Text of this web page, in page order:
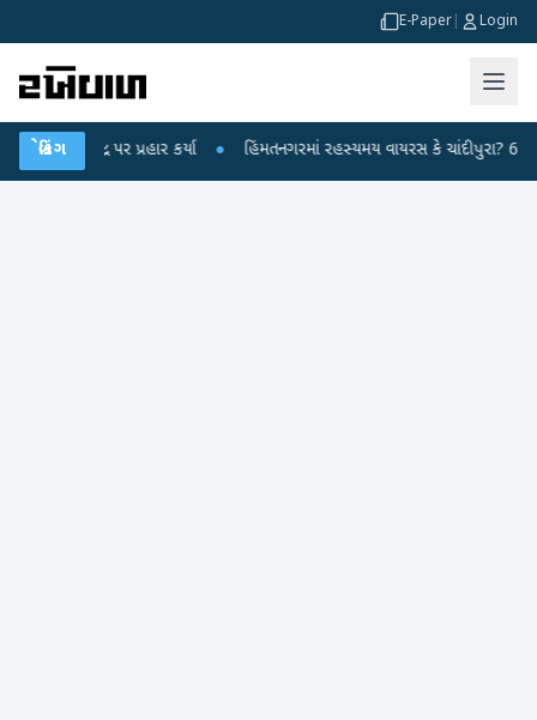
E-Paper Login
બ્રેકિંગ
પર પ્રહાર કર્યા ● હિંમતનગરમાં રહસ્યમય વાયરસ કે ચાંદીપુરા? 6 બાળકોના